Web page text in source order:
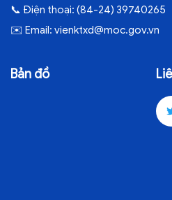
📞 Điện thoại: (84-24) 39740265
✉️ Email: vienktxd@moc.gov.vn
Bản đồ